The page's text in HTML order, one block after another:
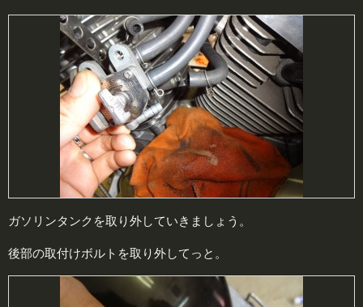
ガソリンタンクを取り外していきましょう。
後部の取付けボルトを取り外してっと。